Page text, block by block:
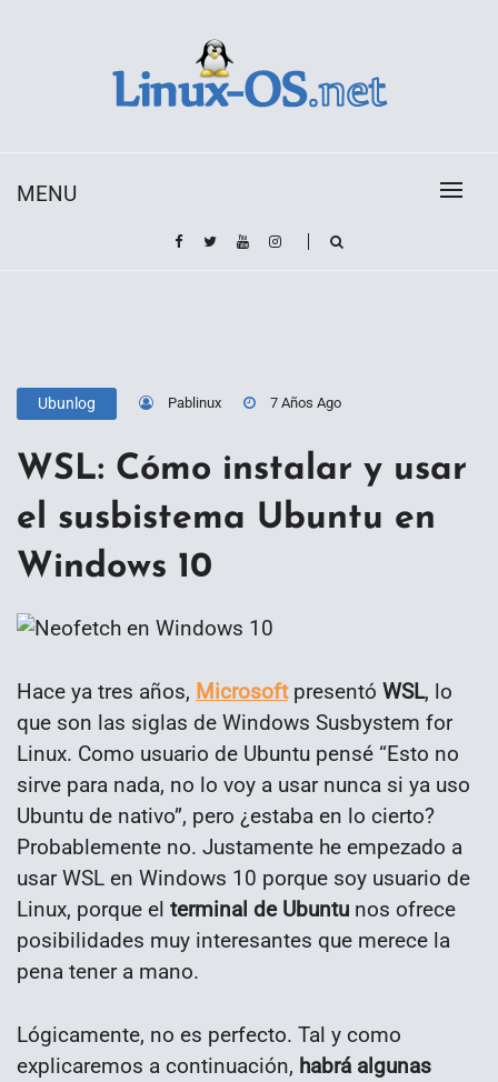
MENU
Ubunlog Pablinux 7 Años Ago
WSL: Cómo instalar y usar
el susbistema Ubuntu en
Windows 10
Hace ya tres años, Microsoftpresentó WSL, lo
que son las siglas de Windows Susbystem for
Linux. Como usuario de Ubuntu pensé “Esto no
sirve para nada, no lo voy a usar nunca si ya uso
Ubuntu de nativo”, pero ¿estaba en lo cierto?
Probablemente no. Justamente he empezado a
usar WSL en Windows 10 porque soy usuario de
Linux, porque el terminal de Ubuntu nos ofrece
posibilidades muy interesantes que merece la
pena tener a mano.
Lógicamente, no es perfecto. Tal y como
explicaremos a continuación, habrá algunas